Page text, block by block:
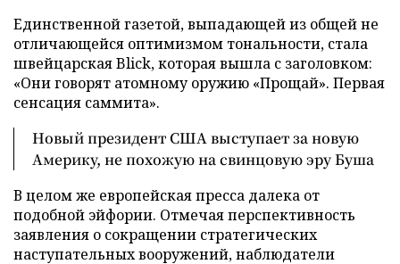
Единственной газетой, выпадающей из общей не
отличающейся оптимизмом тональности, стала
швейцарская Blick, которая вышла с заголовком:
«Они говорят атомному оружию «Прощай». Первая
сенсация саммита».
Новый президент США выступает за новую
Америку, не похожую на свинцовую эру Буша
В целом же европейская пресса далека от
подобной эйфории. Отмечая перспективность
заявления о сокращении стратегических
наступательных вооружений, наблюдатели